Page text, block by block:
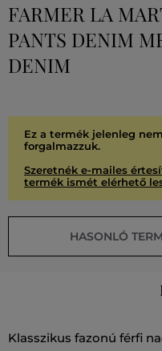
FARMER LA
PANTS DENIM
DENIM
Ez a termék jelenleg
forgalmazzuk.
Szeretnék e-mailes
termék ismét elérhető
HASONLÓ
Klasszikus fazonú férfi